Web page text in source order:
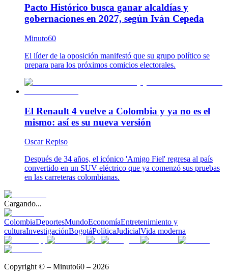
Pacto Histórico busca ganar alcaldías y
gobernaciones en 2027, según Iván Cepeda
Minuto60
El líder de la oposición manifestó que su grupo político se
prepara para los próximos comicios electorales.
El Renault 4 vuelve a Colombia y ya no es el
mismo: así es su nueva versión
Oscar Repiso
Después de 34 años, el icónico 'Amigo Fiel' regresa al país
convertido en un SUV eléctrico que ya comenzó sus pruebas
en las carreteras colombianas.
Cargando...
ColombiaDeportesMundoEconomíaEntretenimiento y
culturaInvestigaciónBogotáPolíticaJudicialVida moderna
Copyright © – Minuto60 – 2026